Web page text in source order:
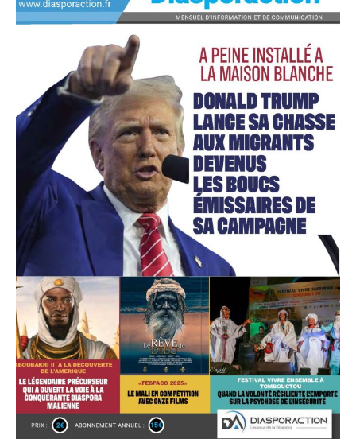
Plans d'abonnement
Accès gratuit
Gratuit /accès limité
Quelques articles
Annonces
Tous les articles
Le magazine
CHOISIR LE FORFAIT